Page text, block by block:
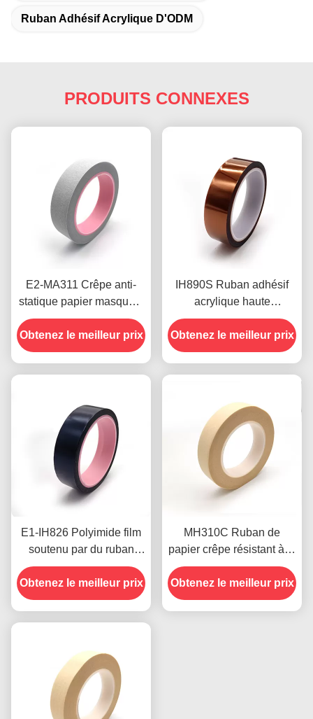
Ruban Adhésif Acrylique D'ODM
PRODUITS CONNEXES
E2-MA311 Crêpe anti-
statique papier masquant
0.11mm épaisseur bonne
adhérence
Obtenez le meilleur prix
IH890S Ruban adhésif
acrylique haute
température sans silicone
1.38mil OEM ODM
Obtenez le meilleur prix
E1-IH826 Polyimide film
soutenu par du ruban
adhésif noir mince de
masquage de silicone
résistance à la chaleur
Obtenez le meilleur prix
MH310C Ruban de
papier crêpe résistant à la
température épaisseur
5,2 mil Rohs approuvé
Obtenez le meilleur prix